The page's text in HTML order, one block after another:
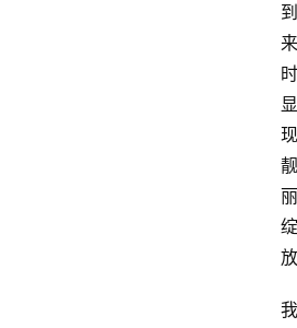
到
来
时
显
现
靓
丽
绽
放
我